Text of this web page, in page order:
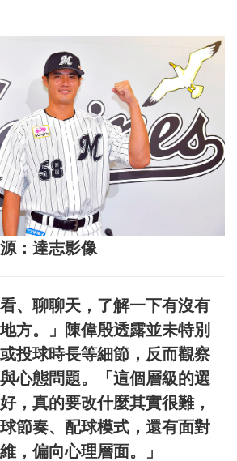
：達志影像
看、聊聊天，了解一下有沒有
方。」陳偉殷透露並未特別
投球時長等細節，反而觀察
心態問題。「這個層級的選
，真的要改什麼其實很難，
節奏、配球模式，還有面對
，偏向心理層面。」